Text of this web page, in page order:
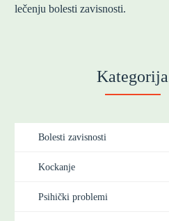
lečenju bolesti zavisnosti.
Kategorija
Bolesti zavisnosti
Kockanje
Psihički problemi